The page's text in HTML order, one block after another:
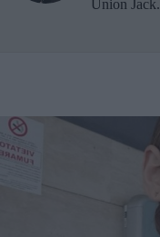
Union Jack.